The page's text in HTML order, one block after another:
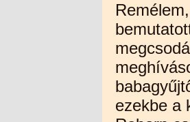
ezekbe a